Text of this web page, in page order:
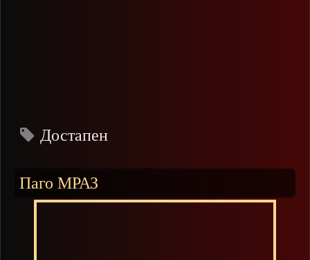
Достапен
Паго МРАЗ